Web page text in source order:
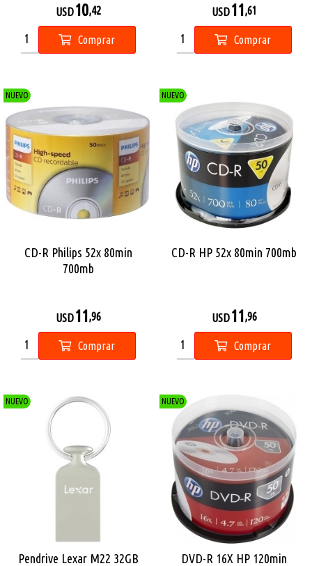
USD10,42
Comprar
USD11 ,61
Comprar
NUEVO
CD-R Philips 52x 80min
700mb
USD11 ,96
Comprar
NUEVO
CD-R HP 52x 80min 700mb
USD11 ,96
Comprar
NUEVO
Pendrive Lexar M22 32GB
NUEVO
DVD-R 16X HP 120min